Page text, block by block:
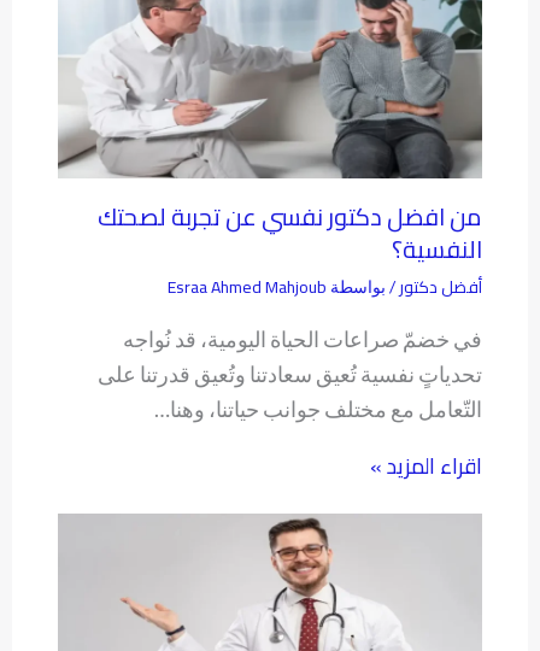
من افضل دكتور نفسي عن تجربة لصحتك
النفسية؟
أفضل دكتور/ بواسطة Esraa Ahmed Mahjoub
في خضمّ صراعات الحياة اليومية، قد نُواجه
تحدياتٍ نفسية تُعيق سعادتنا وتُعيق قدرتنا على
التّعامل مع مختلف جوانب حياتنا، وهنا…
اقراء المزيد »